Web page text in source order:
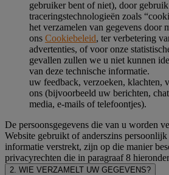
gebruiker bent of niet), door
traceringstechnologieën zoals
het verzamelen van gegevens door
ons Cookiebeleid, ter verbetering
advertenties, of voor onze
gevallen zullen we u niet kunnen
van deze technische informatie.
uw feedback, verzoeken, klachten,
ons (bijvoorbeeld uw berichten,
media, e-mails of telefoontjes).
De persoonsgegevens die van u worden
Website gebruikt of anderszins
informatie verstrekt, zijn op die manier
privacyrechten die in paragraaf 8
2. WIE VERZAMELT UW GEGEVENS?